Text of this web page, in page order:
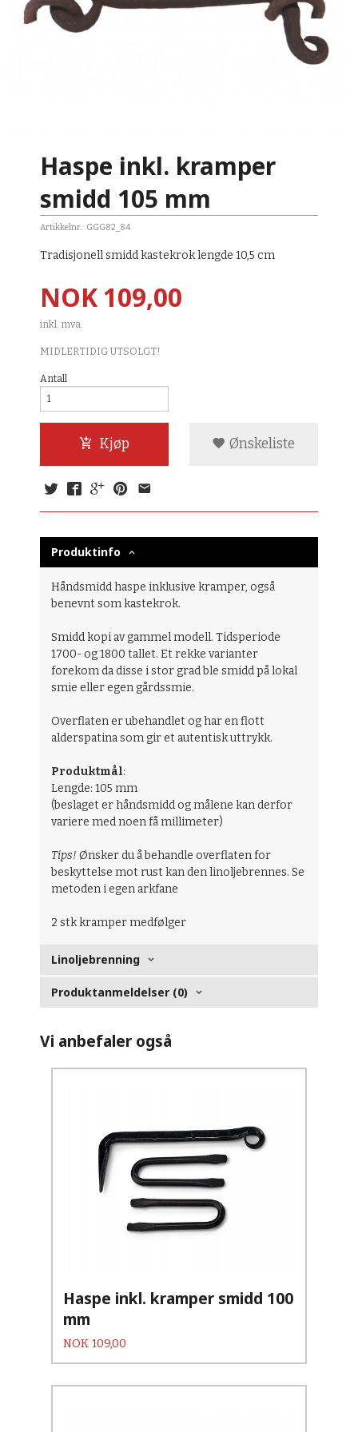
Haspe inkl. kramper
smidd 105 mm
Artikkelnr.: GGG82_84
Tradisjonell smidd kastekrok lengde 10,5 cm
Pris
NOK109,00
inkl. mva.
MIDLERTIDIG UTSOLGT!
Antall
Kjøp Ønskeliste
Produktinfo
Håndsmidd haspe inklusive kramper, også
benevnt som kastekrok.
Smidd kopi av gammel modell. Tidsperiode
1700- og 1800 tallet. Et rekke varianter
forekom da disse i stor grad ble smidd på lokal
smie eller egen gårdssmie.
Overflaten er ubehandlet og har en flott
alderspatina som gir et autentisk uttrykk.
Produktmål:
Lengde: 105 mm
(beslaget er håndsmidd og målene kan derfor
variere med noen få millimeter)
Tips! Ønsker du å behandle overflaten for
beskyttelse mot rust kan den linoljebrennes. Se
metoden i egen arkfane
2 stk kramper medfølger
Linoljebrenning
Produktanmeldelser (0)
Vi anbefaler også
Haspe inkl. kramper smidd 100
mm
Pris
NOK 109,00